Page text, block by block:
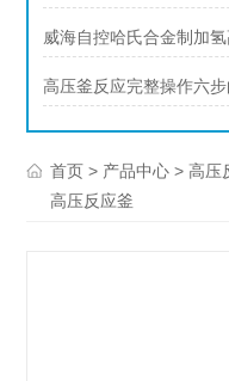
威海自控哈氏合金制加
高压釜反应完整操作六步
首页 > 产品中心 >高压
高压反应釜